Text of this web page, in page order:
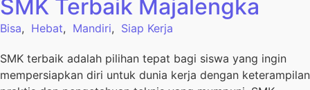
SMK Terbaik Majalengka
Bisa, Hebat, Mandiri, Siap Kerja
SMK terbaik adalah pilihan tepat bagi siswa yang ingin
mempersiapkan diri untuk dunia kerja dengan keterampilan